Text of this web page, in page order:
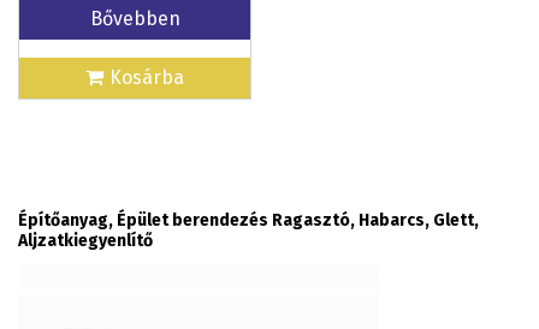
Bővebben
Kosárba
Építőanyag, Épület berendezés Ragasztó, Habarcs, Glett,
Aljzatkiegyenlítő